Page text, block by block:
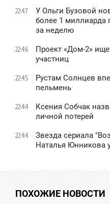
22:47
У Ольги Бузовой
более 1 миллиарда
за неделю
22:46
Проект «Дом-2»
участниц
22:45
Рустам Солнцев
пельмень
22:44
Ксения Собчак
личной потерей
22:44
Звезда сериала
Наталья Юнникова
ПОХОЖИЕ НОВОСТИ